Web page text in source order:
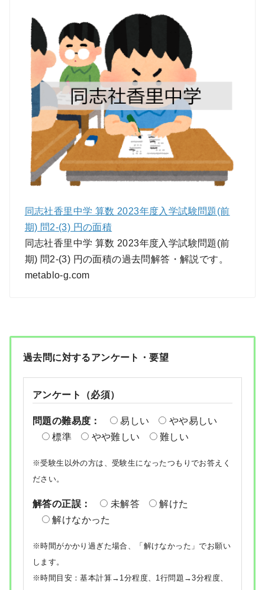
同志社香里中学 算数 2023年度入学試験問題(前
期) 問2-(3) 円の面積
同志社香里中学 算数 2023年度入学試験問題(前
期) 問2-(3) 円の面積の過去問解答・解説です。
metablo-g.com
過去問に対するアンケート・要望
アンケート（必須）
問題の難易度： 易しい
やや易しい
標準
やや難しい 難しい
※受験生以外の方は、受験生になったつもりでお答えく
ださい。
解答の正誤： 未解答
解けた
解けなかった
※時間がかかり過ぎた場合、「解けなかった」でお願い
します。
※時間目安：基本計算→1分程度、1行問題→3分程度、